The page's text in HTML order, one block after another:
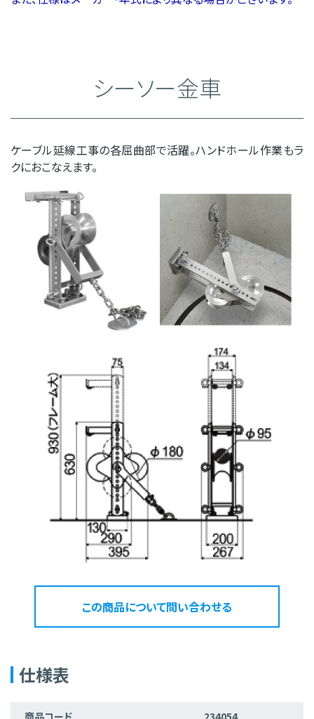
シーソー金車
ケーブル延線工事の各屈曲部で活躍。ハンドホール作業もラ
クにおこなえます。
この商品について問い合わせる
仕様表
商品コード 234054